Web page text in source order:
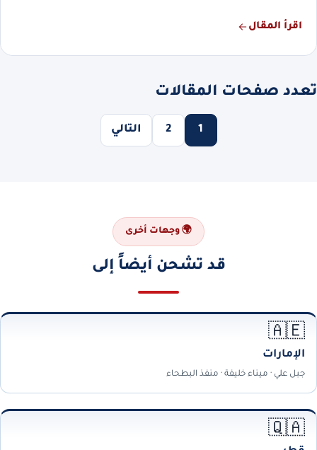
اقرأ المقال
تعدد صفحات المقالات
1
2 التالي
🌍 وجهات أخرى
قد تشحن أيضاً إلى
🇦🇪
الإمارات
جبل علي · ميناء خليفة · منفذ البطحاء
🇶🇦